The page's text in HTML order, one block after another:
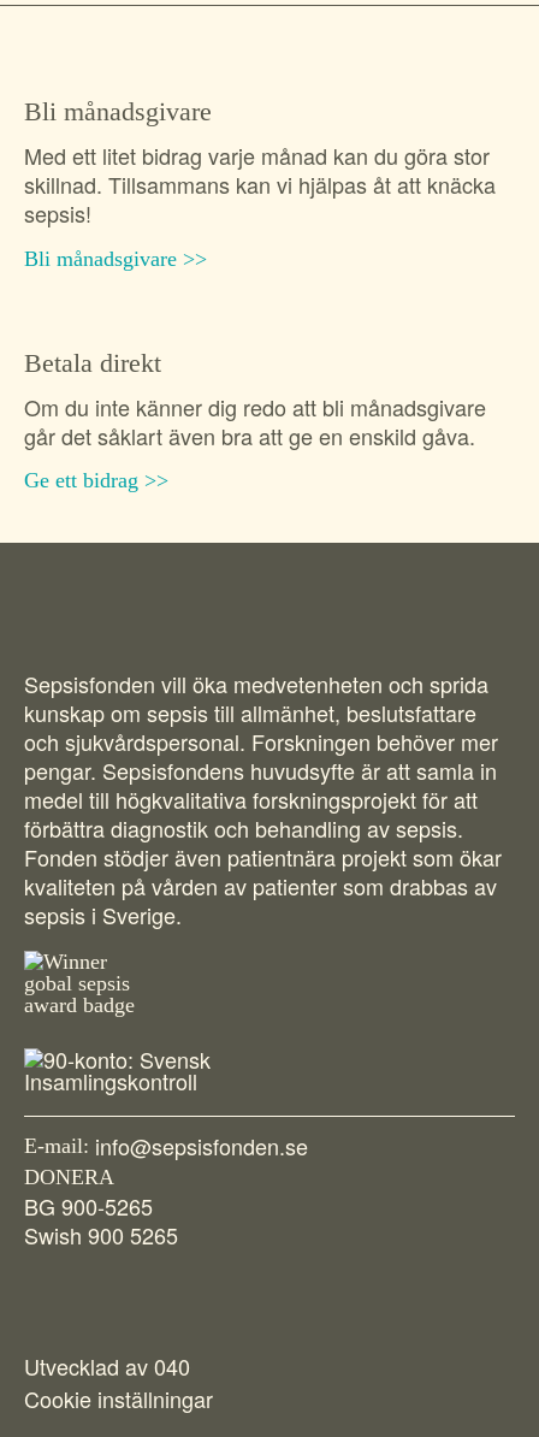
Bli månadsgivare
Med ett litet bidrag varje månad kan du göra stor
skillnad. Tillsammans kan vi hjälpas åt att knäcka
sepsis!
Bli månadsgivare
Betala direkt
Om du inte känner dig redo att bli månadsgivare
går det såklart även bra att ge en enskild gåva.
Ge ett bidrag
Sepsisfonden vill öka medvetenheten och sprida
kunskap om sepsis till allmänhet, beslutsfattare
och sjukvårdspersonal. Forskningen behöver mer
pengar. Sepsisfondens huvudsyfte är att samla in
medel till högkvalitativa forskningsprojekt för att
förbättra diagnostik och behandling av sepsis.
Fonden stödjer även patientnära projekt som ökar
kvaliteten på vården av patienter som drabbas av
sepsis i Sverige.
E-mail: info@sepsisfonden.se
DONERA
BG 900-5265
Swish 900 5265
Utvecklad av 040
Cookie inställningar